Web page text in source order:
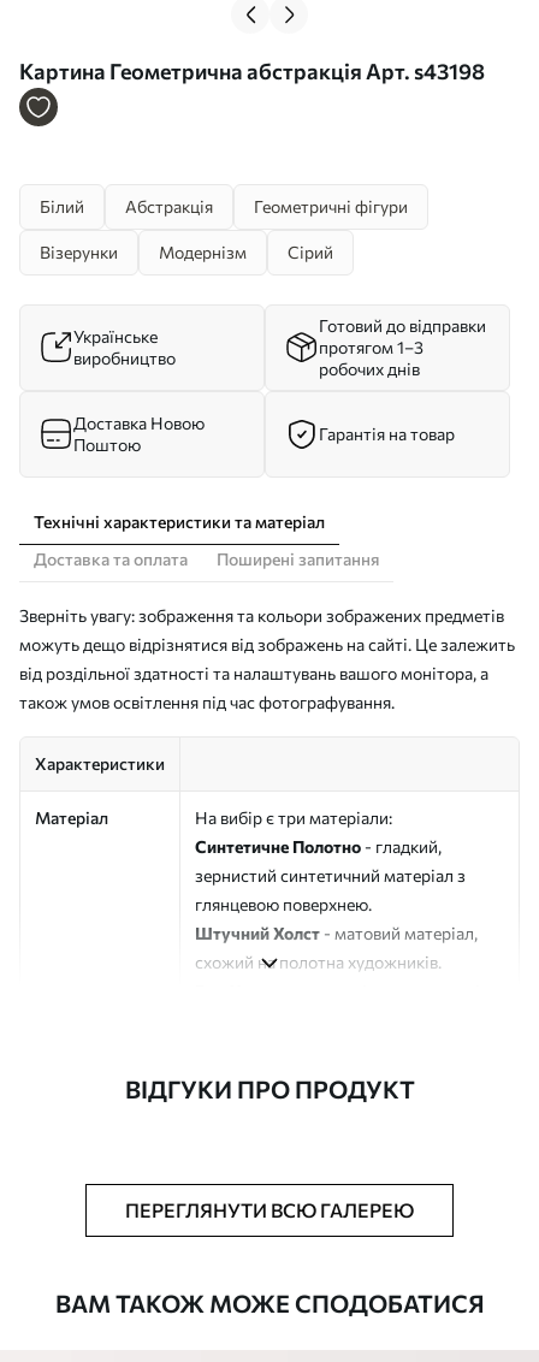
Картина Геометрична абстракція Арт. s43198
Білий Абстракція Геометричні фігури
Візерунки Модернізм Сірий
Українське
виробництво
Готовий до відправки
протягом 1–3
робочих днів
Доставка Новою
Поштою
Гарантія на товар
Технічні характеристики та матеріал
Доставка та оплата
Поширені запитання
Зверніть увагу: зображення та кольори зображених предметів
можуть дещо відрізнятися від зображень на сайті. Це залежить
від роздільної здатності та налаштувань вашого монітора, а
також умов освітлення під час фотографування.
Характеристики
Матеріал
На вибір є три матеріали:
Синтетичне Полотно - гладкий,
зернистий синтетичний матеріал з
глянцевою поверхнею.
Штучний Холст - матовий матеріал,
схожий на полотна художників.
Додатково Можна додати лакове покриття.
ВІДГУКИ ПРО ПРОДУКТ
ПЕРЕГЛЯНУТИ ВСЮ ГАЛЕРЕЮ
ВАМ ТАКОЖ МОЖЕ СПОДОБАТИСЯ